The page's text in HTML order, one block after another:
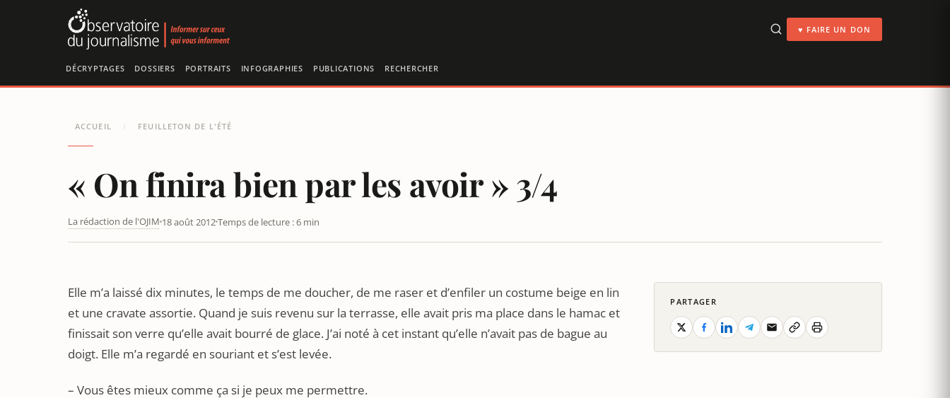
♥ FAIRE UN DON
DÉCRYPTAGES DOSSIERS PORTRAITS INFOGRAPHIES PUBLICATIONS RECHERCHER
ACCUEIL / FEUILLETON DE L'ÉTÉ
« On finira bien par les avoir » 3/4
La rédaction de l'OJIM 18 août 2012Temps de lecture : 6 min
Elle m’a laissé dix minutes, le temps de me doucher, de me raser et d’enfiler un costume beige en lin
et une cravate assortie. Quand je suis revenu sur la terrasse, elle avait pris ma place dans le hamac et
finissait son verre qu’elle avait bourré de glace. J’ai noté à cet instant qu’elle n’avait pas de bague au
doigt. Elle m’a regardé en souriant et s’est levée.
– Vous êtes mieux comme ça si je peux me permettre.
PARTAGER
Panneau de gestion des cookies